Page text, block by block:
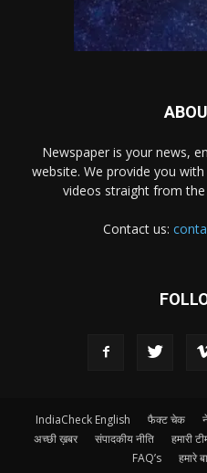
Newspaper is your news,
website. We provide you
videos straight from
Contact us:
IndiaCheck English फैक्ट चेक
अच्छी ख़बर
संपादकीय नीति हमारी
FAQ’s
हमारे